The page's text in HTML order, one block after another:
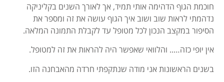
חוכמת הגוף הדהימה אותי תמיד, אך לאורך השנים בקליניקה
נדהמתי לראות שוב ושוב איך הגוף עושה את זה ומספר את
הסיפור במקצב הנכון לכל מטופל עד לקבלת התמונה המלאה.
אין יופי כזה….. והלוואי שאפשר היה להראות את זה למטופל.
בשנים הראשונות אני מודה שנתקפתי חרדה מהאבחנה הזו.